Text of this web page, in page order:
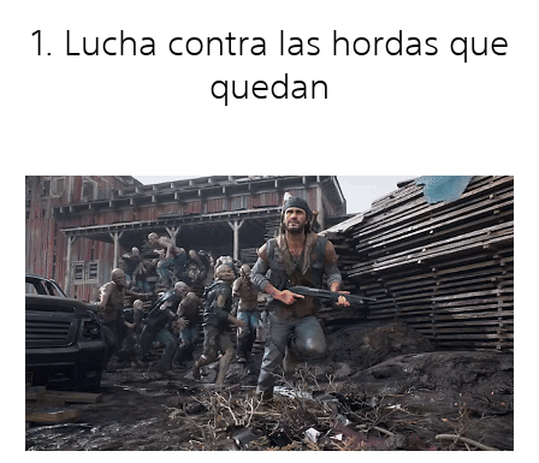
1. Lucha contra las hordas que
quedan